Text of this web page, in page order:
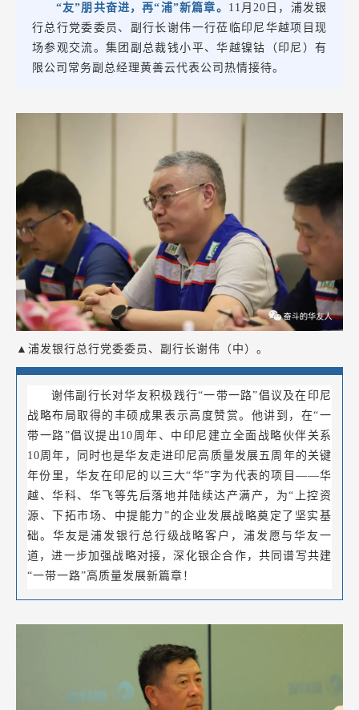
“友”朋共奋进，再“浦”新篇章。 11月20日，浦发银
行总行党委委员、副行长谢伟一行莅临印尼华越项目现
场参观交流。集团副总裁钱小平、华越镍钴（印尼）有
限公司常务副总经理黄善云代表公司热情接待。
▲浦发银行总行党委委员、副行长谢伟（中）。
谢伟副行长对华友积极践行“一带一路”倡议及在印尼
战略布局取得的丰硕成果表示高度赞赏。他讲到，在“一
带一路”倡议提出10周年、中印尼建立全面战略伙伴关系
10周年，同时也是华友走进印尼高质量发展五周年的关键
年份里，华友在印尼的以三大“华”字为代表的项目——华
越、华科、华飞等先后落地并陆续达产满产，为“上控资
源、下拓市场、中提能力”的企业发展战略奠定了坚实基
础。华友是浦发银行总行级战略客户，浦发愿与华友一
道，进一步加强战略对接，深化银企合作，共同谱写共建
“一带一路”高质量发展新篇章！